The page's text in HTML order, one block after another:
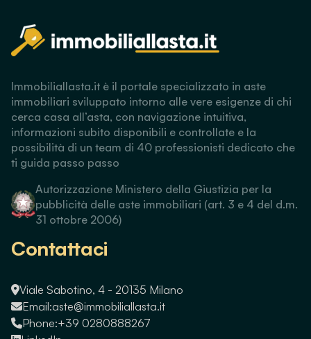
Immobiliallasta.it è il portale specializzato in aste
immobiliari sviluppato intorno alle vere esigenze di chi
cerca casa all’asta, con navigazione intuitiva,
informazioni subito disponibili e controllate e la
possibilità di un team di 40 professionisti dedicato che
ti guida passo passo
Autorizzazione Ministero della Giustizia per la
pubblicità delle aste immobiliari (art. 3 e 4 del d.m.
31 ottobre 2006)
Contattaci
Viale Sabotino, 4 - 20135 Milano
Email:aste@immobiliallasta.it
Phone:+39 0280888267